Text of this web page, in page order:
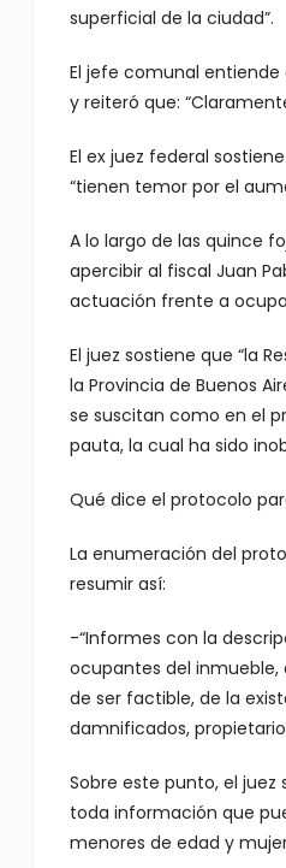
superficial de la ciudad”.
El jefe comunal
y reiteró que:
El ex juez federal
“tienen temor por el
A lo largo de las quince
apercibir al fiscal Juan
actuación frente a
El juez sostiene que “la
la Provincia de Buenos
se suscitan como en el
pauta, la cual ha sido
Qué dice el protocolo
La enumeración del
resumir así:
-“Informes con la
ocupantes del inmueble,
de ser factible, de la
damnificados,
Sobre este punto, el
toda información que
menores de edad y